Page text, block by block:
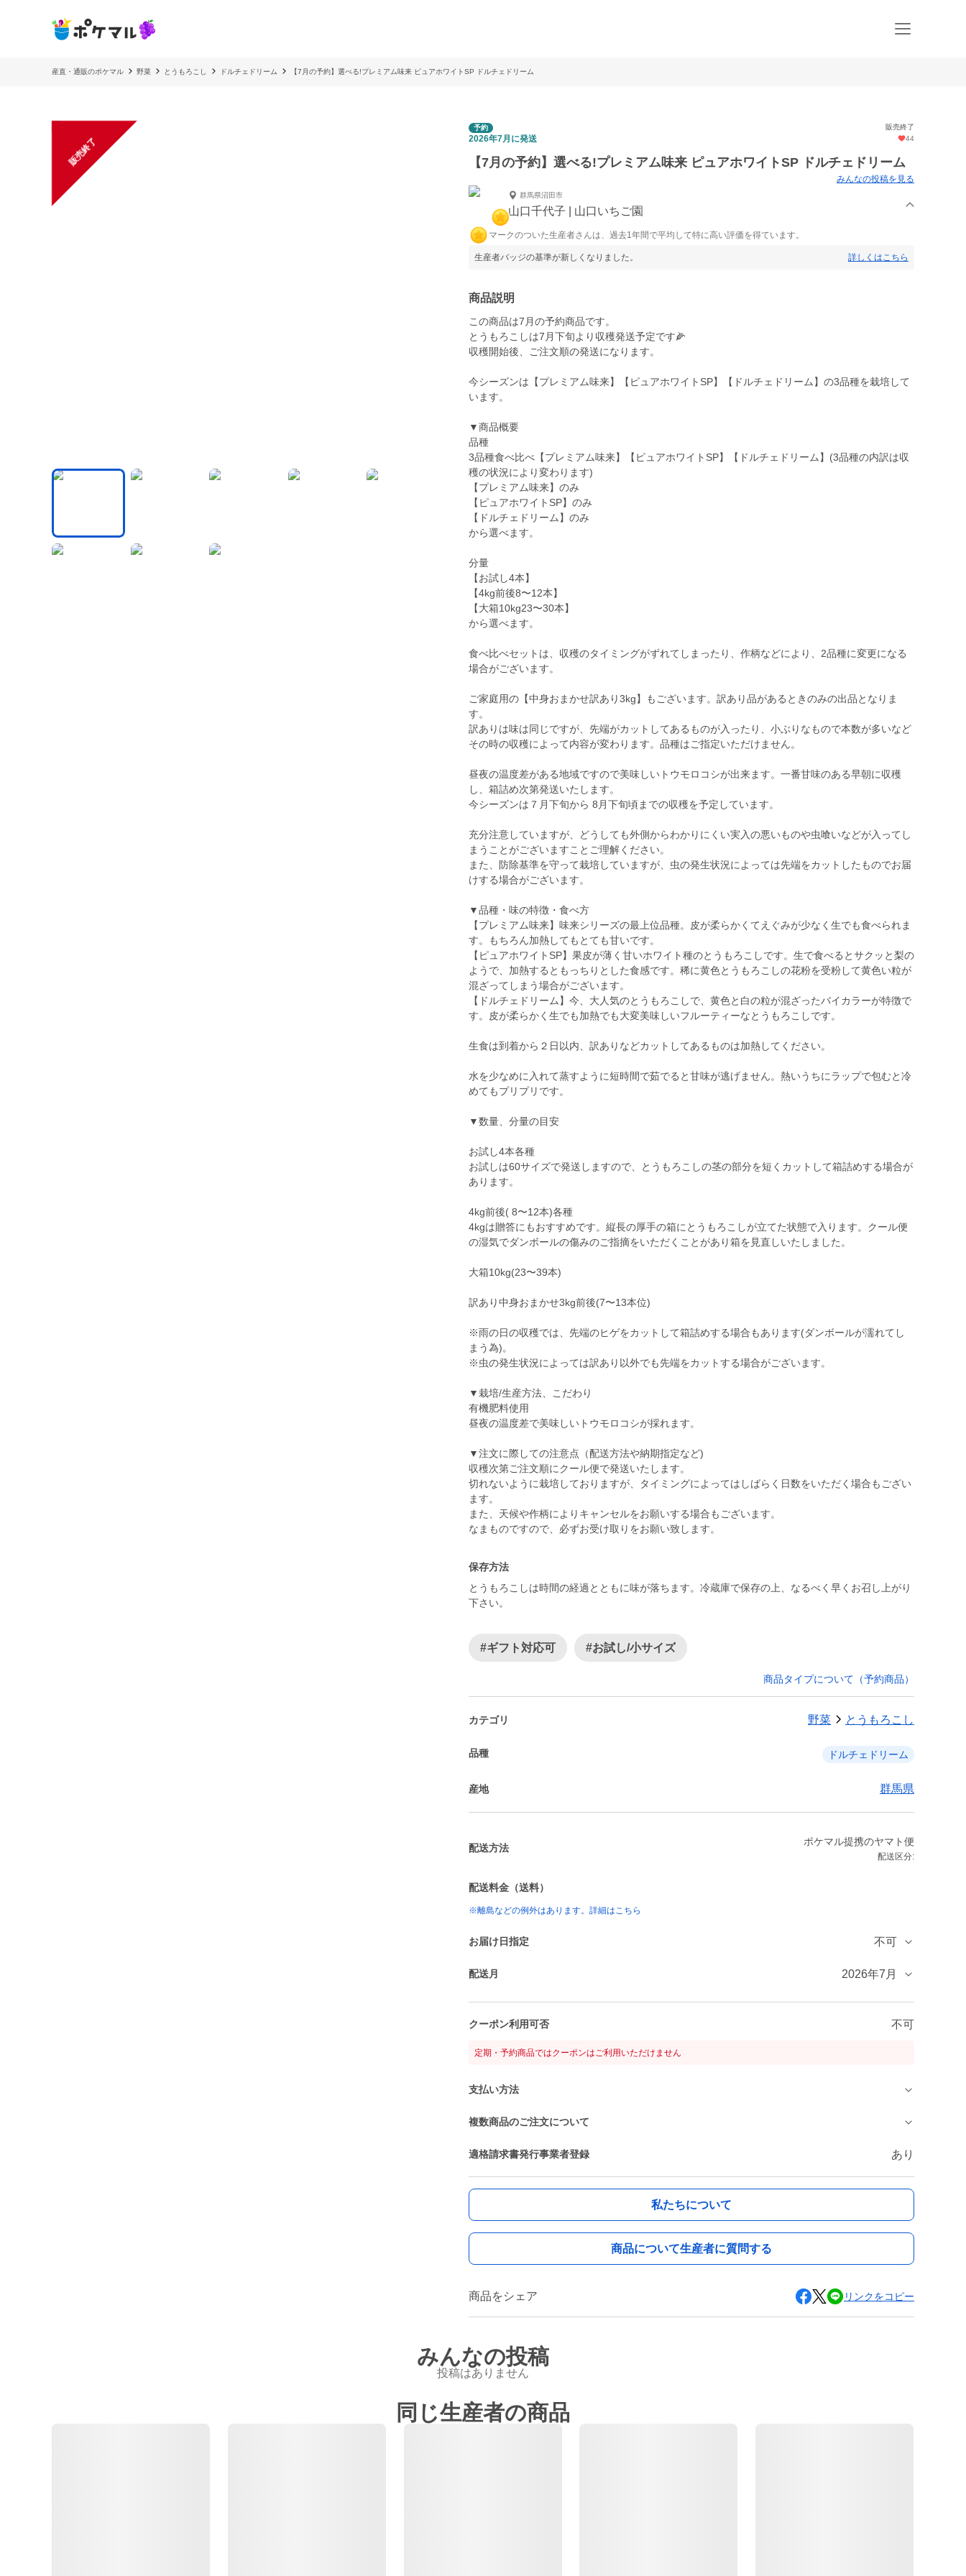
産直・通販のポケマル 野菜 とうもろこし ドルチェドリーム 【7月の予約】選べる!プレミアム味来 ピュアホワイトSP ドルチェドリーム
販売終了
予約 販売終了
2026年7月に発送 44
【7月の予約】選べる!プレミアム味来 ピュアホワイトSP ドルチェドリーム
みんなの投稿を見る
群馬県沼田市
山口千代子 | 山口いちご園
マークのついた生産者さんは、過去1年間で平均して特に高い評価を得ています。
生産者バッジの基準が新しくなりました。 詳しくはこちら
商品説明
この商品は7月の予約商品です。
とうもろこしは7月下旬より収穫発送予定です🌽
収穫開始後、ご注文順の発送になります。
今シーズンは【プレミアム味来】【ピュアホワイトSP】【ドルチェドリーム】の3品種を栽培して
います。
▼商品概要
品種
3品種食べ比べ【プレミアム味来】【ピュアホワイトSP】【ドルチェドリーム】(3品種の内訳は収
穫の状況により変わります)
【プレミアム味来】のみ
【ピュアホワイトSP】のみ
【ドルチェドリーム】のみ
から選べます。
分量
【お試し4本】
【4kg前後8〜12本】
【大箱10kg23〜30本】
から選べます。
食べ比べセットは、収穫のタイミングがずれてしまったり、作柄などにより、2品種に変更になる
場合がございます。
ご家庭用の【中身おまかせ訳あり3kg】もございます。訳あり品があるときのみの出品となりま
す。
訳ありは味は同じですが、先端がカットしてあるものが入ったり、小ぶりなもので本数が多いなど
その時の収穫によって内容が変わります。品種はご指定いただけません。
昼夜の温度差がある地域ですので美味しいトウモロコシが出来ます。一番甘味のある早朝に収穫
し、箱詰め次第発送いたします。
今シーズンは７月下旬から 8月下旬頃までの収穫を予定しています。
充分注意していますが、どうしても外側からわかりにくい実入の悪いものや虫喰いなどが入ってし
まうことがございますことご理解ください。
また、防除基準を守って栽培していますが、虫の発生状況によっては先端をカットしたものでお届
けする場合がございます。
▼品種・味の特徴・食べ方
【プレミアム味来】味来シリーズの最上位品種。皮が柔らかくてえぐみが少なく生でも食べられま
す。もちろん加熱してもとても甘いです。
【ピュアホワイトSP】果皮が薄く甘いホワイト種のとうもろこしです。生で食べるとサクッと梨の
ようで、加熱するともっちりとした食感です。稀に黄色とうもろこしの花粉を受粉して黄色い粒が
混ざってしまう場合がございます。
【ドルチェドリーム】今、大人気のとうもろこしで、黄色と白の粒が混ざったバイカラーが特徴で
す。皮が柔らかく生でも加熱でも大変美味しいフルーティーなとうもろこしです。
生食は到着から２日以内、訳ありなどカットしてあるものは加熱してください。
水を少なめに入れて蒸すように短時間で茹でると甘味が逃げません。熱いうちにラップで包むと冷
めてもプリプリです。
▼数量、分量の目安
お試し4本各種
お試しは60サイズで発送しますので、とうもろこしの茎の部分を短くカットして箱詰めする場合が
あります。
4kg前後( 8〜12本)各種
4kgは贈答にもおすすめです。縦長の厚手の箱にとうもろこしが立てた状態で入ります。クール便
の湿気でダンボールの傷みのご指摘をいただくことがあり箱を見直しいたしました。
大箱10kg(23〜39本)
訳あり中身おまかせ3kg前後(7〜13本位)
※雨の日の収穫では、先端のヒゲをカットして箱詰めする場合もあります(ダンボールが濡れてし
まう為)。
※虫の発生状況によっては訳あり以外でも先端をカットする場合がございます。
▼栽培/生産方法、こだわり
有機肥料使用
昼夜の温度差で美味しいトウモロコシが採れます。
▼注文に際しての注意点（配送方法や納期指定など)
収穫次第ご注文順にクール便で発送いたします。
切れないように栽培しておりますが、タイミングによってはしばらく日数をいただく場合もござい
ます。
また、天候や作柄によりキャンセルをお願いする場合もございます。
なまものですので、必ずお受け取りをお願い致します。
保存方法
とうもろこしは時間の経過とともに味が落ちます。冷蔵庫で保存の上、なるべく早くお召し上がり
下さい。
#ギフト対応可 #お試し/小サイズ
商品タイプについて（予約商品）
カテゴリ 野菜 とうもろこし
品種 ドルチェドリーム
産地 群馬県
配送方法
ポケマル提携のヤマト便
配送区分:
配送料金（送料）
※離島などの例外はあります。詳細はこちら
お届け日指定 不可
配送月 2026年7月
クーポン利用可否 不可
定期・予約商品ではクーポンはご利用いただけません
支払い方法
複数商品のご注文について
適格請求書発行事業者登録 あり
私たちについて
商品について生産者に質問する
商品をシェア リンクをコピー
みんなの投稿
投稿はありません
同じ生産者の商品